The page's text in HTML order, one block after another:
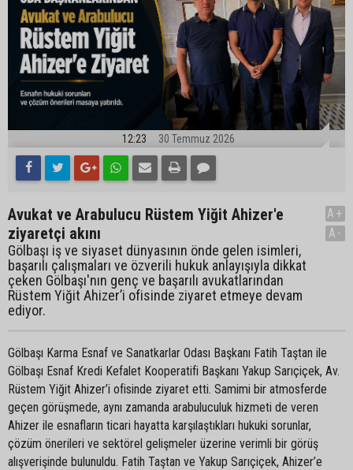
12:23 30 Temmuz 2026
Avukat ve Arabulucu Rüstem Yiğit Ahizer'e
ziyaretçi akını
Gölbaşı iş ve siyaset dünyasının önde gelen isimleri,
başarılı çalışmaları ve özverili hukuk anlayışıyla dikkat
çeken Gölbaşı'nın genç ve başarılı avukatlarından
Rüstem Yiğit Ahizer’i ofisinde ziyaret etmeye devam
ediyor.
A+
A-
Gölbaşı Karma Esnaf ve Sanatkarlar Odası Başkanı Fatih Taştan ile
Gölbaşı Esnaf Kredi Kefalet Kooperatifi Başkanı Yakup Sarıçiçek, Av.
Rüstem Yiğit Ahizer’i ofisinde ziyaret etti. Samimi bir atmosferde
geçen görüşmede, aynı zamanda arabuluculuk hizmeti de veren
Ahizer ile esnafların ticari hayatta karşılaştıkları hukuki sorunlar,
çözüm önerileri ve sektörel gelişmeler üzerine verimli bir görüş
alışverişinde bulunuldu. Fatih Taştan ve Yakup Sarıçiçek, Ahizer’e